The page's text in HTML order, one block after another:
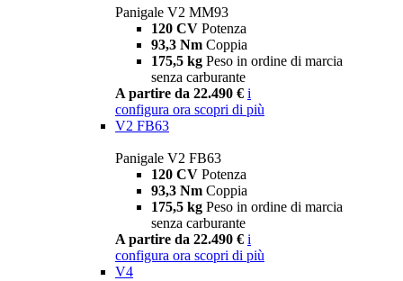
Panigale V2 MM93
120 CV Potenza
93,3 Nm Coppia
175,5 kg Peso in ordine di marcia
senza carburante
A partire da 22.490 € i
configura ora scopri di più
V2 FB63
Panigale V2 FB63
120 CV Potenza
93,3 Nm Coppia
175,5 kg Peso in ordine di marcia
senza carburante
A partire da 22.490 € i
configura ora scopri di più
V4